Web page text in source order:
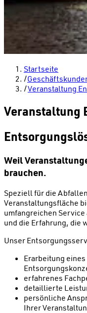
Startseite
/
/Veranstaltung
Veranstaltung
Weil
brauchen.
Speziell für die
Veranstaltungsfläche
umfangreichen
und die Erfahrung, die
Unser
Erarbeitung
erfahrenes
detaillierte
persönliche
Ihrer